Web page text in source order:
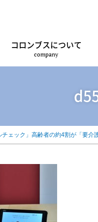
コロンブスについて
company
チェック」高齢者の約4割が「要介